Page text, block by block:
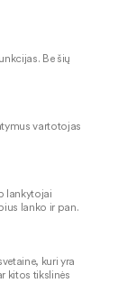
Be šių
vartotojas
lankytojai
lanko ir pan.
kuri yra
kitos tikslinės